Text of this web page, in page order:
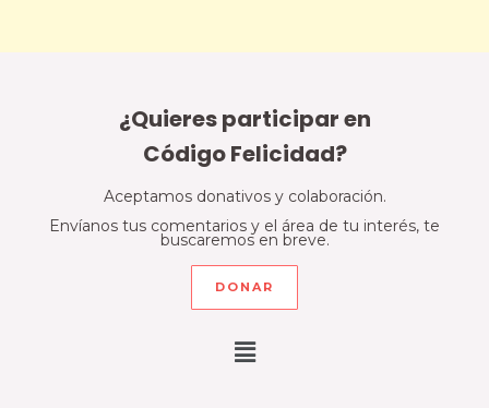
¿Quieres participar en
Código Felicidad?
Aceptamos donativos y colaboración.
Envíanos tus comentarios y el área de tu interés, te
buscaremos en breve.
DONAR